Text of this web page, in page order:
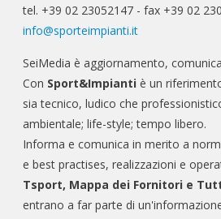
tel. +39 02 23052147 - fax +39 02
info@sporteimpianti.it
SeiMedia è aggiornamento,
Con Sport&Impianti è un
sia tecnico, ludico che
ambientale; life-style; tempo libero.
Informa e comunica in merito a
e best practises, realizzazioni e
Tsport, Mappa dei Fornitori e
entrano a far parte di